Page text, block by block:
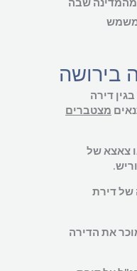
דירה
מצטברים
של
דירת
את הדירה